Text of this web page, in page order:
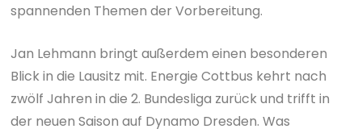
spannenden Themen der Vorbereitung.
Jan Lehmann bringt außerdem einen besonderen
Blick in die Lausitz mit. Energie Cottbus kehrt nach
zwölf Jahren in die 2. Bundesliga zurück und trifft in
der neuen Saison auf Dynamo Dresden. Was